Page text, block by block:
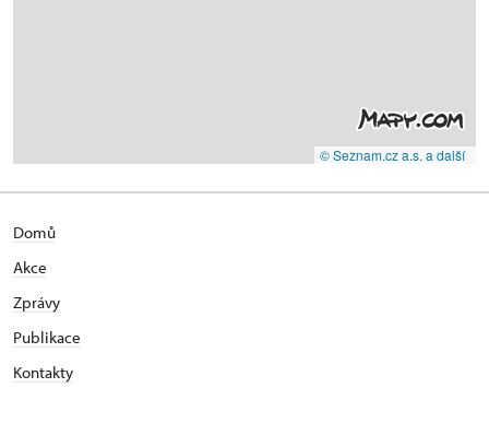
© Seznam.cz a.s. a další
Domů
Akce
Zprávy
Publikace
Kontakty